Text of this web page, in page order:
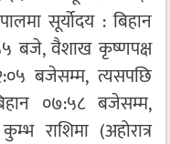
सूर्योदय : बिहान
बजे, वैशाख कृष्णपक्ष
बजेसम्म, त्यसपछि
०७:५८ बजेसम्म,
राशिमा (अहोरात्र